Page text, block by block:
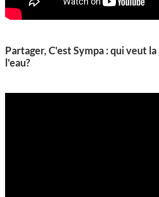
Partager, C'est Sympa : qui veut
l'eau?